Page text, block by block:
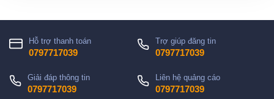
Hỗ trợ thanh toán
0797717039
Trợ giúp đăng tin
0797717039
Giải đáp thông tin
0797717039
Liên hệ quảng cáo
0797717039